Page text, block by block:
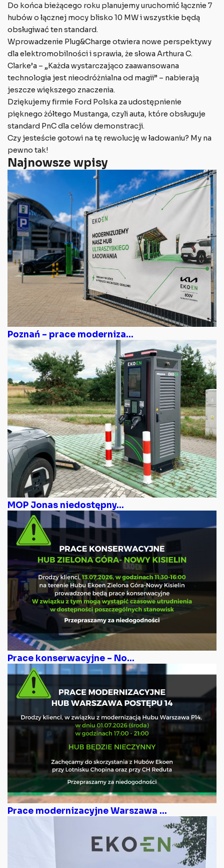
Do końca bieżącego roku planujemy uruchomić łącznie 7
hubów o łącznej mocy blisko 10 MW i wszystkie będą
obsługiwać ten standard.
Wprowadzenie Plug&Charge otwiera nowe perspektywy
dla elektromobilności i sprawia, że słowa Arthura C.
Clarke’a – „Każda wystarczająco zaawansowana
technologia jest nieodróżnialna od magii” – nabierają
jeszcze większego znaczenia.
Dziękujemy firmie Ford Polska za udostępnienie
pięknego żółtego Mustanga, czyli auta, które obsługuje
standard PnC dla celów demonstracji.
Czy jesteście gotowi na tę rewolucję w ładowaniu? My na
pewno tak!
Najnowsze wpisy
Poznań – prace moderniza...
MOP Jonas niedostępny...
Prace konserwacyjne – No...
Prace modernizacyjne Warszawa ...